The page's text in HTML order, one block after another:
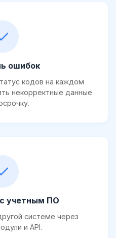
ошибок
кодов на каждом
некорректные данные
учетным ПО
системе через
и API.